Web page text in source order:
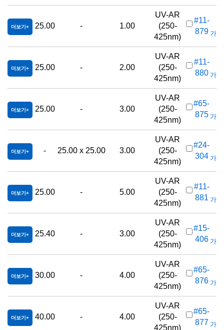
더보기 25.00 - 1.00
UV-AR
(250-
425nm)
#11-
879 가
더보기 25.00 - 2.00
UV-AR
(250-
425nm)
#11-
880 가
더보기 25.00 - 3.00
UV-AR
(250-
425nm)
#65-
875 가
더보기 - 25.00 x 25.00 3.00
UV-AR
(250-
425nm)
#24-
304 가
더보기 25.00 - 5.00
UV-AR
(250-
425nm)
#11-
881 가
더보기 25.40 - 3.00
UV-AR
(250-
425nm)
#15-
406 가
더보기 30.00 - 4.00
UV-AR
(250-
425nm)
#65-
876 가
더보기 40.00 - 4.00
UV-AR
(250-
425nm)
#65-
877 가